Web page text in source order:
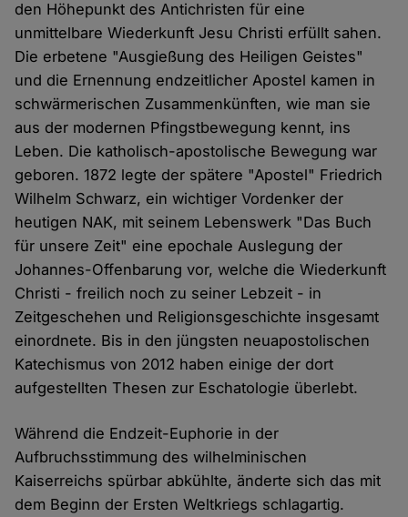
den Höhepunkt des Antichristen für eine
unmittelbare Wiederkunft Jesu Christi erfüllt sahen.
Die erbetene "Ausgießung des Heiligen Geistes"
und die Ernennung endzeitlicher Apostel kamen in
schwärmerischen Zusammenkünften, wie man sie
aus der modernen Pfingstbewegung kennt, ins
Leben. Die katholisch-apostolische Bewegung war
geboren. 1872 legte der spätere "Apostel" Friedrich
Wilhelm Schwarz, ein wichtiger Vordenker der
heutigen NAK, mit seinem Lebenswerk "Das Buch
für unsere Zeit" eine epochale Auslegung der
Johannes-Offenbarung vor, welche die Wiederkunft
Christi - freilich noch zu seiner Lebzeit - in
Zeitgeschehen und Religionsgeschichte insgesamt
einordnete. Bis in den jüngsten neuapostolischen
Katechismus von 2012 haben einige der dort
aufgestellten Thesen zur Eschatologie überlebt.
Während die Endzeit-Euphorie in der
Aufbruchsstimmung des wilhelminischen
Kaiserreichs spürbar abkühlte, änderte sich das mit
dem Beginn der Ersten Weltkriegs schlagartig.